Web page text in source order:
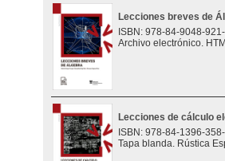
Lecciones breves de
ISBN: 978-84-9048-
Archivo electrónico.
Lecciones de cálculo
ISBN: 978-84-1396-
Tapa blanda. Rústica